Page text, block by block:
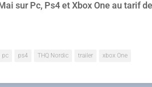
sur Pc, Ps4 et Xbox One au tarif
pc ps4 THQ Nordic trailer xbox One